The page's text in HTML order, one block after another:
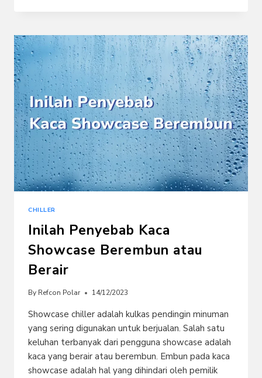
–
KULKAS
PENDINGIN
MINUMAN
CHILLER
Inilah Penyebab Kaca
Showcase Berembun atau
Berair
By Refcon Polar 14/12/2023
Showcase chiller adalah kulkas pendingin minuman
yang sering digunakan untuk berjualan. Salah satu
keluhan terbanyak dari pengguna showcase adalah
kaca yang berair atau berembun. Embun pada kaca
showcase adalah hal yang dihindari oleh pemilik